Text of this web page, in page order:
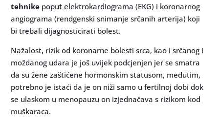
tehnike poput elektrokardiograma (EKG) i koronarnog
angiograma (rendgenski snimanje srčanih arterija) koji
bi trebali dijagnosticirati bolest.
Nažalost, rizik od koronarne bolesti srca, kao i srčanog i
moždanog udara je još uvijek podcjenjen jer se smatra
da su žene zaštićene hormonskim statusom, međutim,
potrebno je istaći da je on niži samo u fertilnoj dobi dok
se ulaskom u menopauzu on izjednačava s rizikom kod
muškaraca.